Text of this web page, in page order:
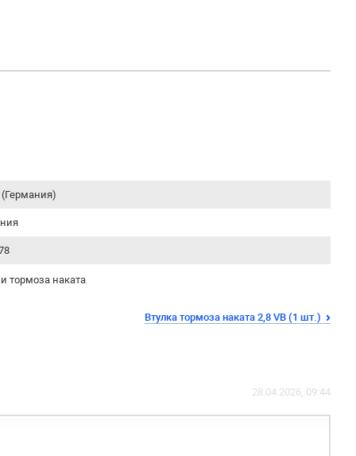
(Германия)
тормоза наката
Втулка тормоза наката 2,8 VB (1 шт.)
28.04.2026, 09:44